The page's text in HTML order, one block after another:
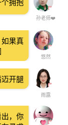
孙老师❤️
拥抱
悠然
果真
雨露
开腿
，你